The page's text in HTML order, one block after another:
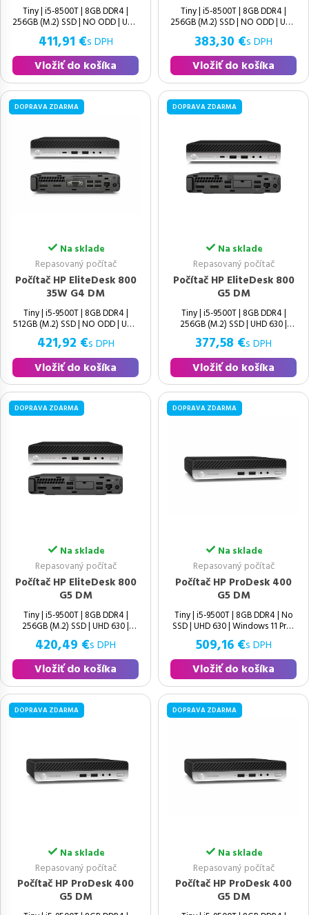
Tiny | i5-8500T | 8GB DDR4 |
256GB (M.2) SSD | NO ODD | UHD
411,91 €s DPH
Vložiť do košíka
Tiny | i5-8500T | 8GB DDR4 |
256GB (M.2) SSD | NO ODD | UHD
383,30 €s DPH
Vložiť do košíka
DOPRAVA ZDARMA
Na sklade
Repasovaný počítač
Počítač HP EliteDesk 800
35W G4 DM
Tiny | i5-9500T | 8GB DDR4 |
512GB (M.2) SSD | NO ODD | UHD
630 | Windows 11 Pro | Zachovalý
421,92 €s DPH
Vložiť do košíka
DOPRAVA ZDARMA
Na sklade
Repasovaný počítač
Počítač HP EliteDesk 800
G5 DM
Tiny | i5-9500T | 8GB DDR4 |
256GB (M.2) SSD | UHD 630 |
Windows 11 Pro | Výborný | 9.
Generation
377,58 €s DPH
Vložiť do košíka
DOPRAVA ZDARMA
Na sklade
Repasovaný počítač
Počítač HP EliteDesk 800
G5 DM
Tiny | i5-9500T | 8GB DDR4 |
256GB (M.2) SSD | UHD 630 |
420,49 €s DPH
Vložiť do košíka
DOPRAVA ZDARMA
Na sklade
Repasovaný počítač
Počítač HP ProDesk 400
G5 DM
Tiny | i5-9500T | 8GB DDR4 | No
SSD | UHD 630 | Windows 11 Pro |
509,16 €s DPH
Vložiť do košíka
DOPRAVA ZDARMA
Na sklade
Repasovaný počítač
Počítač HP ProDesk 400
G5 DM
DOPRAVA ZDARMA
Na sklade
Repasovaný počítač
Počítač HP ProDesk 400
G5 DM